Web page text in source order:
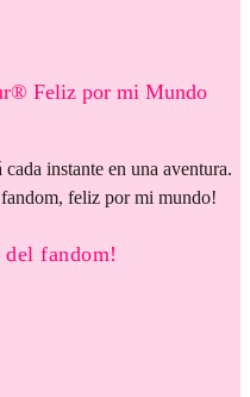
Feliz por mi Mundo
cada instante en una aventura.
fandom, feliz por mi mundo!
del fandom!